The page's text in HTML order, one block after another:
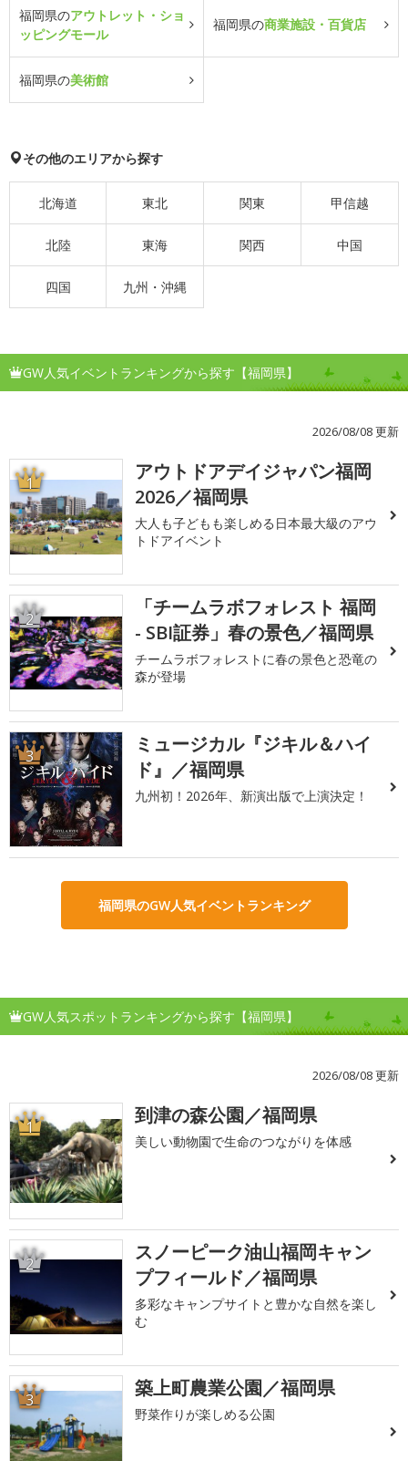
福岡県のアウトレット・ショ
ッピングモール
福岡県の商業施設・百貨店
福岡県の美術館
その他のエリアから探す
北海道 東北 関東 甲信越
北陸 東海 関西 中国
四国 九州・沖縄
GW人気イベントランキングから探す【福岡県】
2026/08/08 更新
1
アウトドアデイジャパン福岡
2026／福岡県
大人も子どもも楽しめる日本最大級のアウ
トドアイベント
2
「チームラボフォレスト 福岡
- SBI証券」春の景色／福岡県
チームラボフォレストに春の景色と恐竜の
森が登場
3
ミュージカル『ジキル＆ハイ
ド』／福岡県
九州初！2026年、新演出版で上演決定！
福岡県のGW人気イベントランキング
GW人気スポットランキングから探す【福岡県】
2026/08/08 更新
1 到津の森公園／福岡県
美しい動物園で生命のつながりを体感
2
スノーピーク油山福岡キャン
プフィールド／福岡県
多彩なキャンプサイトと豊かな自然を楽し
む
3 築上町農業公園／福岡県
野菜作りが楽しめる公園